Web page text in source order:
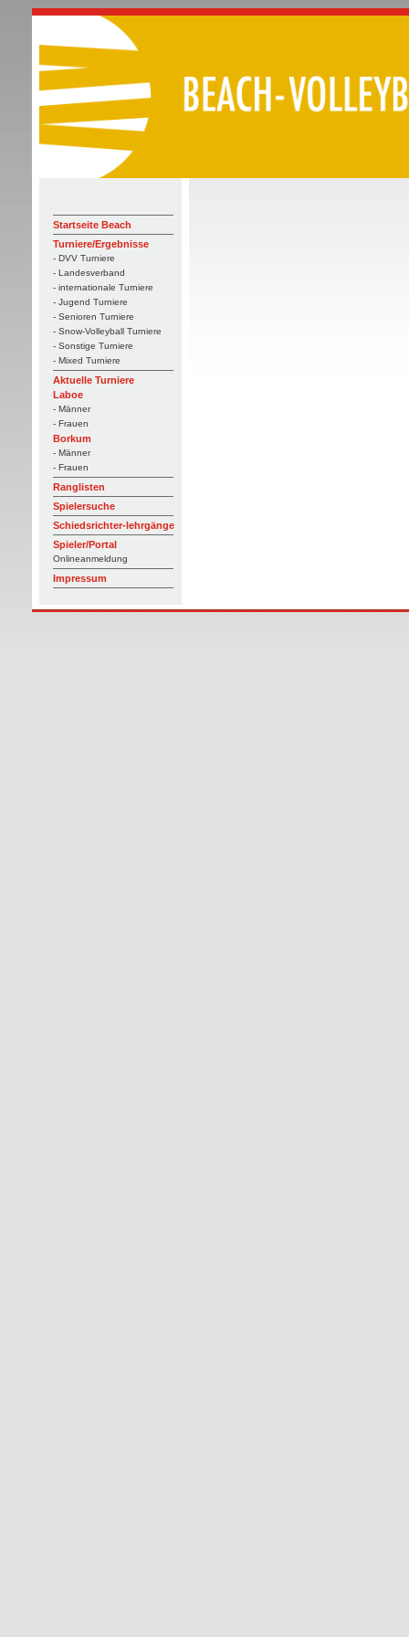
Startseite Beach
Turniere/Ergebnisse
- DVV Turniere
- Landesverband
- internationale Turniere
- Jugend Turniere
- Senioren Turniere
- Snow-Volleyball Turniere
- Sonstige Turniere
- Mixed Turniere
Aktuelle Turniere
Laboe
- Männer
- Frauen
Borkum
- Männer
- Frauen
Ranglisten
Spielersuche
Schiedsrichter-lehrgänge
Spieler/Portal
Onlineanmeldung
Impressum